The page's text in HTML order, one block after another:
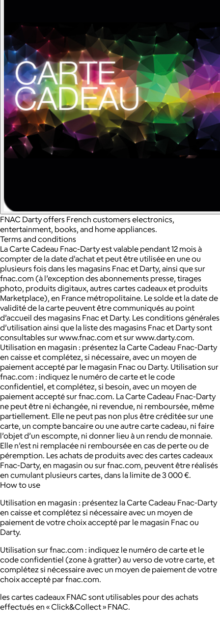
FNAC Darty offers French customers electronics,
entertainment, books, and home appliances.
Terms and conditions
La Carte Cadeau Fnac-Darty est valable pendant 12 mois à
compter de la date d'achat et peut être utilisée en une ou
plusieurs fois dans les magasins Fnac et Darty, ainsi que sur
fnac.com (à l’exception des abonnements presse, tirages
photo, produits digitaux, autres cartes cadeaux et produits
Marketplace), en France métropolitaine. Le solde et la date de
validité de la carte peuvent être communiqués au point
d’accueil des magasins Fnac et Darty. Les conditions générales
d’utilisation ainsi que la liste des magasins Fnac et Darty sont
consultables sur www.fnac.com et sur www.darty.com.
Utilisation en magasin : présentez la Carte Cadeau Fnac-Darty
en caisse et complétez, si nécessaire, avec un moyen de
paiement accepté par le magasin Fnac ou Darty. Utilisation sur
fnac.com : indiquez le numéro de carte et le code
confidentiel, et complétez, si besoin, avec un moyen de
paiement accepté sur fnac.com. La Carte Cadeau Fnac-Darty
ne peut être ni échangée, ni revendue, ni remboursée, même
partiellement. Elle ne peut pas non plus être créditée sur une
carte, un compte bancaire ou une autre carte cadeau, ni faire
l’objet d’un escompte, ni donner lieu à un rendu de monnaie.
Elle n’est ni remplacée ni remboursée en cas de perte ou de
péremption. Les achats de produits avec des cartes cadeaux
Fnac-Darty, en magasin ou sur fnac.com, peuvent être réalisés
en cumulant plusieurs cartes, dans la limite de 3 000 €.
How to use
Utilisation en magasin : présentez la Carte Cadeau Fnac-Darty
en caisse et complétez si nécessaire avec un moyen de
paiement de votre choix accepté par le magasin Fnac ou
Darty.
Utilisation sur fnac.com : indiquez le numéro de carte et le
code confidentiel (zone à gratter) au verso de votre carte, et
complétez si nécessaire avec un moyen de paiement de votre
choix accepté par fnac.com.
les cartes cadeaux FNAC sont utilisables pour des achats
effectués en « Click&Collect » FNAC.